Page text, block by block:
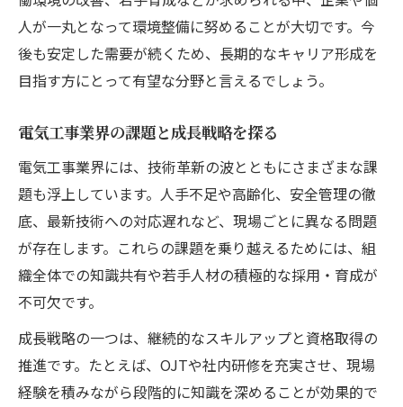
人が一丸となって環境整備に努めることが大切です。今
後も安定した需要が続くため、長期的なキャリア形成を
目指す方にとって有望な分野と言えるでしょう。
電気工事業界の課題と成長戦略を探る
電気工事業界には、技術革新の波とともにさまざまな課
題も浮上しています。人手不足や高齢化、安全管理の徹
底、最新技術への対応遅れなど、現場ごとに異なる問題
が存在します。これらの課題を乗り越えるためには、組
織全体での知識共有や若手人材の積極的な採用・育成が
不可欠です。
成長戦略の一つは、継続的なスキルアップと資格取得の
推進です。たとえば、OJTや社内研修を充実させ、現場
経験を積みながら段階的に知識を深めることが効果的で